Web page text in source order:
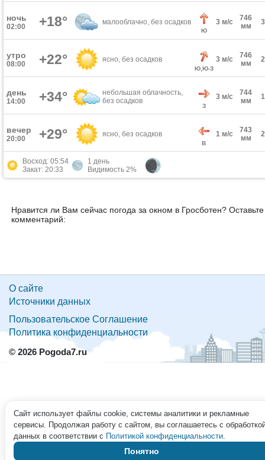
ночь
02:00 +18° малооблачно, без осадков
Ю
3 м/с
746
мм
утро
08:00 +22° ясно, без осадков
Ю,Ю-З
3 м/с
746
мм
день
14:00 +34°
небольшая облачность,
без осадков
З
3 м/с
744
мм
вечер
20:00 +29° ясно, без осадков
В
1 м/с
743
мм
Восход: 05:54
Закат: 20:33
1 день
Видимость 2%
Нравится ли Вам сейчас погода за окном в Гросботен? Оставьте
комментарий:
О сайте
Источники данных
Пользовательское Соглашение
Политика конфиденциальности
© 2026 Pogoda7.ru
Сайт использует файлы cookie, системы аналитики и рекламные
сервисы. Продолжая работу с сайтом, вы соглашаетесь с
данных в соответствии с Политикой конфиденциальности.
Понятно